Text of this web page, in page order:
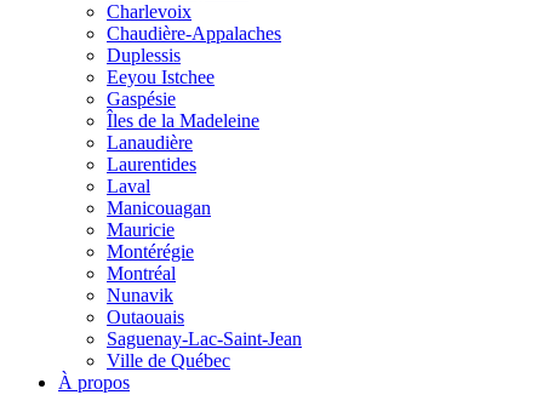
Charlevoix
Chaudière-Appalaches
Duplessis
Eeyou Istchee
Gaspésie
Îles de la Madeleine
Lanaudière
Laurentides
Laval
Manicouagan
Mauricie
Montérégie
Montréal
Nunavik
Outaouais
Saguenay-Lac-Saint-Jean
Ville de Québec
À propos